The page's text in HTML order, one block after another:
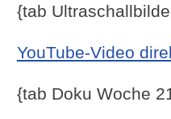
{tab
YouTube-Video
{tab Doku Woche